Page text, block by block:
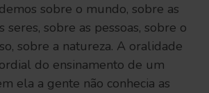
sobre o mundo, sobre as
seres, sobre as pessoas, sobre o
sobre a natureza. A oralidade
do ensinamento de um
ela a gente não conhecia as